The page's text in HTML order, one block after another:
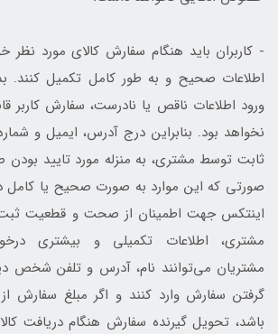
- کاربران باید هنگام سفارش کالای مورد نظر
اطلاعات صحیح و به طور کامل تکمیل
ورود اطلاعات ناقص یا نادرست، سفارش کاربر
نخواهد بود. بنابراین درج آدرس، ایمیل و
ثابت توسط مشتری، به منزله مورد تایید
صورتی که این موارد به صورت صحیح یا کامل
اینتکس جهت اطمینان از صحت و قطعیت
مشتری، اطلاعات تکمیلی و بیشتری
مشتریان می‌توانند نام، آدرس و تلفن شخص
گرفتن سفارش وارد کنند و اگر مبلغ سفارش
باشد، تحویل گیرنده سفارش هنگام دریافت